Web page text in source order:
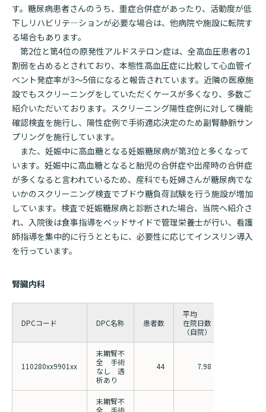
す。糖尿病患者さんのうち、重症合併症があったり、活動度が低
下しリハビリテ―ションが必要な場合は、他病院や施設に転院す
る場合もあります。
第2位と第4位の原発性アルドステロン症は、全高血圧患者の1
割弱を占めるとされており、本態性高血圧症に比較して心血管イ
ベント発症率が3～5倍になると報告されています。近隣の医療施
設でもスクリーニングをしていただくケースが多くなり、多数ご
紹介いただいております。スクリーニング陽性症例に対して機能
確認検査を施行し、陽性症例で手術適応決定のため副腎静脈サン
プリングを施行しています。
また、妊娠中に高血糖となる妊娠糖尿病が第3位と多くなって
います。妊娠中に高血糖となると胎児の合併症や出産時の合併症
が多くなると言われているため、産科でも妊婦さんが糖尿病でな
いかのスクリーニング検査でブドウ糖負荷試験を行う施設が増加
しています。検査で妊娠糖尿病と診断された場合、当院へ紹介さ
れ、入院後は食事指導をベッドサイドで管理栄養士が行い、看護
師指導を集中的に行うとともに、必要性に応じてインスリン導入
を行っています。
腎臓内科
DPCコード DPC名称 患者数
平均
在院日数
（自院）
110280xx9901xx
末期腎不
全 手術
なし 透
析あり
44 7.98
末期腎不
全 手術